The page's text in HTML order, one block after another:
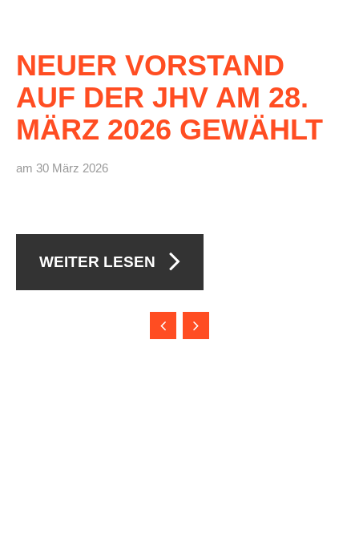
NEUER VORSTAND
AUF DER JHV AM 28.
MÄRZ 2026 GEWÄHLT
am 30 März 2026
WEITER LESEN